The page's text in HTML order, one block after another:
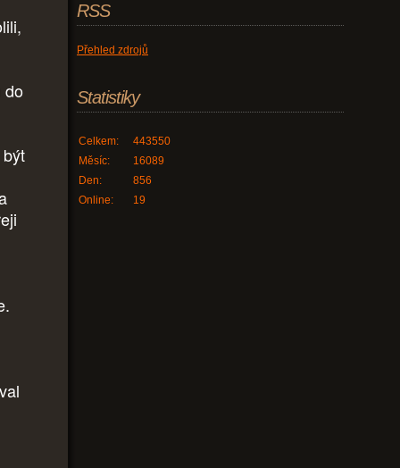
do
RSS
Přehled zdrojů
Statistiky
Online: 19
Celkem:
443550
Měsíc:
16089
Den:
856